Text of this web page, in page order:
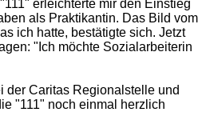
erleichterte mir den Einstieg
als Praktikantin. Das Bild vom
ich hatte, bestätigte sich. Jetzt
"Ich möchte Sozialarbeiterin
der Caritas Regionalstelle und
"111" noch einmal herzlich